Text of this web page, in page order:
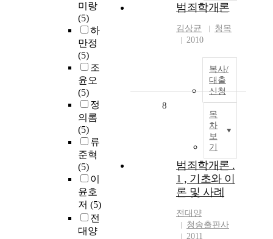
미랑
(5)
하
만정
(5)
조
윤오
(5)
정
의롬
(5)
류
준혁
(5)
이
윤호
저 (5)
전
대양
범죄학개론
김상균
청목
2010
복사/
대출
신청
목
차
보
기
8
범죄학개론 .
1 , 기초와 이
론 및 사례
전대양
청송출판사
2011